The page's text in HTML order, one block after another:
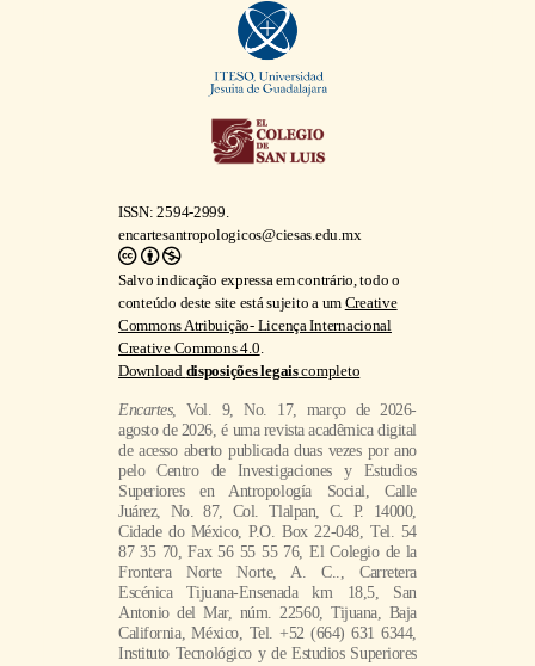
ISSN: 2594-2999.
encartesantropologicos@ciesas.edu.mx
Salvo indicação expressa em contrário, todo o
conteúdo deste site está sujeito a um Creative
Commons Atribuição- Licença Internacional
Creative Commons 4.0.
Download disposições legaiscompleto
Encartes, Vol. 9, No. 17, março de 2026-
agosto de 2026, é uma revista acadêmica digital
de acesso aberto publicada duas vezes por ano
pelo Centro de Investigaciones y Estudios
Superiores en Antropología Social, Calle
Juárez, No. 87, Col. Tlalpan, C. P. 14000,
Cidade do México, P.O. Box 22-048, Tel. 54
87 35 70, Fax 56 55 55 76, El Colegio de la
Frontera Norte Norte, A. C.., Carretera
Escénica Tijuana-Ensenada km 18,5, San
Antonio del Mar, núm. 22560, Tijuana, Baja
California, México, Tel. +52 (664) 631 6344,
Instituto Tecnológico y de Estudios Superiores